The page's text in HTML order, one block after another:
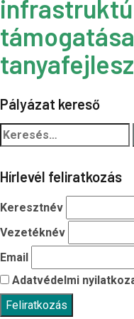
Pályázat kereső
Keresés:
Hírlevél feliratkozás
Keresztnév
Vezetéknév
Email
Adatvédelmi